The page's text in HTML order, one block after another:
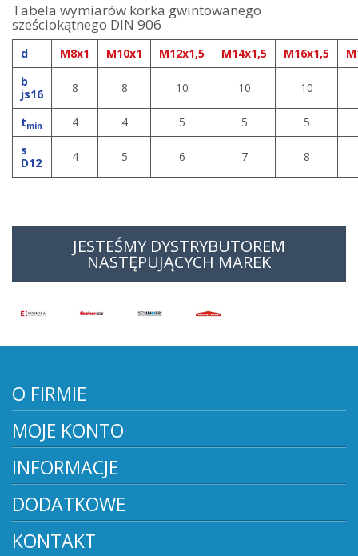
Tabela wymiarów korka gwintowanego
sześciokątnego DIN 906
d M8x1 M10x1 M12x1,5 M14x1,5 M16x1,5
b
js16
8 8 10 10 10
tmin 4 4 5 5
5
s
D12
4 5 6 7 8
JESTEŚMY DYSTRYBUTOREM
NASTĘPUJĄCYCH MAREK
O FIRMIE
MOJE KONTO
INFORMACJE
DODATKOWE
KONTAKT